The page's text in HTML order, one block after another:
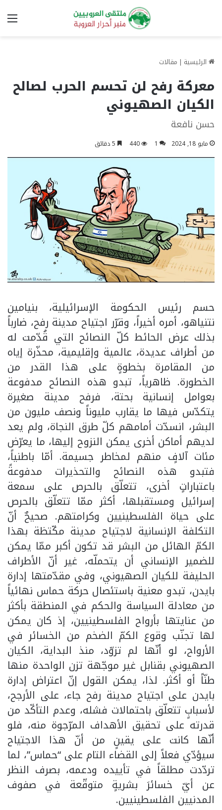
الرئيسية | مقالات
معركة رفح لن تحسم الحرب لصالح
الكيان الصهيوني
حسن نافعة
مايو 18, 2024 1
440
حسم رئيس الحكومة الإسرائيلية، بنيامين
نتنياهو، أمره أخيراً، وقرّر اجتياح مدينة رفح، ضارباً
بذلك عرض الحائط كلّ النصائح التي قُدّمت له
من أطراف عديدة، عالمية وإقليمية، محذّرة إياه
من المقامرة بخطوةٍ على هذا القدر من
الخطورة. ظاهرياً، تبدو هذه النصائح مدفوعة
بعوامل إنسانية بحتة، فرفح مدينة صغيرة
يتكدّس فيها ما يقارب مليوناً ونصف مليون من
البشر، انسدّت أمامهم كلّ طرق النجاة، ولم يعد
لديهم أماكن أخرى يمكن النزوح إليها، ما يعرّض
مئات آلافٍ منهم لمخاطر جسيمة. أمّا باطنياً،
فتبدو هذه النصائح والتحذيرات مدفوعةً
باعتباراتٍ أخرى، تتعلّق بالحرص على سمعة
إسرائيل ومستقبلها، أكثر ممّا تتعلّق بالحرص
على حياة الفلسطينيين وكرامتهم. صحيحٌ أنّ
التكلفة الإنسانية لاجتياح مدينة مكّتظة بهذا
الكمّ الهائل من البشر قد تكون أكبر ممّا يمكن
للضمير الإنساني أن يتحملّه، غير أنّ الأطراف
الحليفة للكيان الصهيوني، وفي مقدّمتها إدارة
بايدن، تبدو معنية باستئصال حركة حماس نهائياً
من معادلة السياسة والحكم في المنطقة بأكثر
من عنايتها بأرواح الفلسطينيين، إذ كان يمكن
لها تجنّب وقوع الكمّ الضخم من الخسائر في
الأرواح، لو أنّها لم تزوّد، منذ البداية، الكيان
الصهيوني بقنابل غير موجّهة تزن الواحدة منها
طنّاً أو أكثر. لذا، يمكن القول إنّ اعتراض إدارة
بايدن على اجتياح مدينة رفح جاء، على الأرجح،
لأسبابٍ تتعلّق باحتمالات فشله، وعدم التأكّد من
قدرته على تحقيق الأهداف المرّجوة منه، فلو
أنّها كانت على يقينٍ من أنّ هذا الاجتياح
سيؤدّي فعلاً إلى القضاء التام على “حماس”، لما
تردّدت مطلقاً في تأييده ودعمه، بصرف النظر
عن أيّ خسائرَ بشريةٍ متوقّعة في صفوف
المدنيين الفلسطينيين.